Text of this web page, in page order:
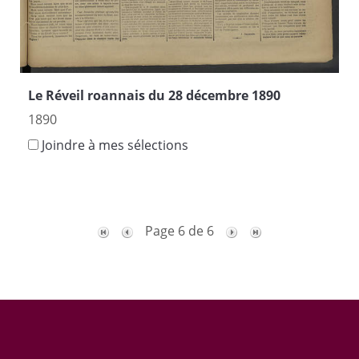
Le Réveil roannais du 28 décembre 1890
1890
Joindre à mes sélections
Page 6 de 6